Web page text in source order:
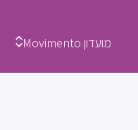
מועדון Movimento